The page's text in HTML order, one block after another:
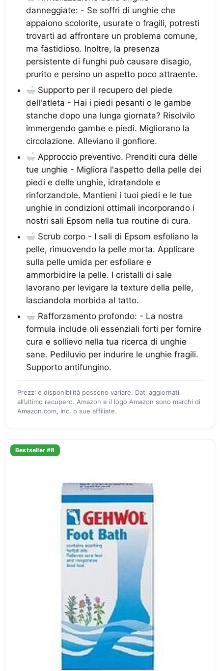
danneggiate: - Se soffri di unghie che
appaiono scolorite, usurate o fragili, potresti
trovarti ad affrontare un problema comune,
ma fastidioso. Inoltre, la presenza
persistente di funghi può causare disagio,
prurito e persino un aspetto poco attraente.
Supporto per il recupero del piede
dell'atleta - Hai i piedi pesanti o le gambe
stanche dopo una lunga giornata? Risolvilo
immergendo gambe e piedi. Migliorano la
circolazione. Alleviano il gonfiore.
Approccio preventivo. Prenditi cura delle
tue unghie - Migliora l'aspetto della pelle dei
piedi e delle unghie, idratandole e
rinforzandole. Mantieni i tuoi piedi e le tue
unghie in condizioni ottimali incorporando i
nostri sali Epsom nella tua routine di cura.
Scrub corpo - I sali di Epsom esfoliano la
pelle, rimuovendo la pelle morta. Applicare
sulla pelle umida per esfoliare e
ammorbidire la pelle. I cristalli di sale
lavorano per levigare la texture della pelle,
lasciandola morbida al tatto.
Rafforzamento profondo: - La nostra
formula include oli essenziali forti per fornire
cura e sollievo nella tua ricerca di unghie
sane. Pediluvio per indurire le unghie fragili.
Supporto antifungino.
Prezzi e disponibilità possono variare. Dati aggiornati
all’ultimo recupero. Amazon e il logo Amazon sono marchi di
Amazon.com, Inc. o sue affiliate.
Bestseller #8